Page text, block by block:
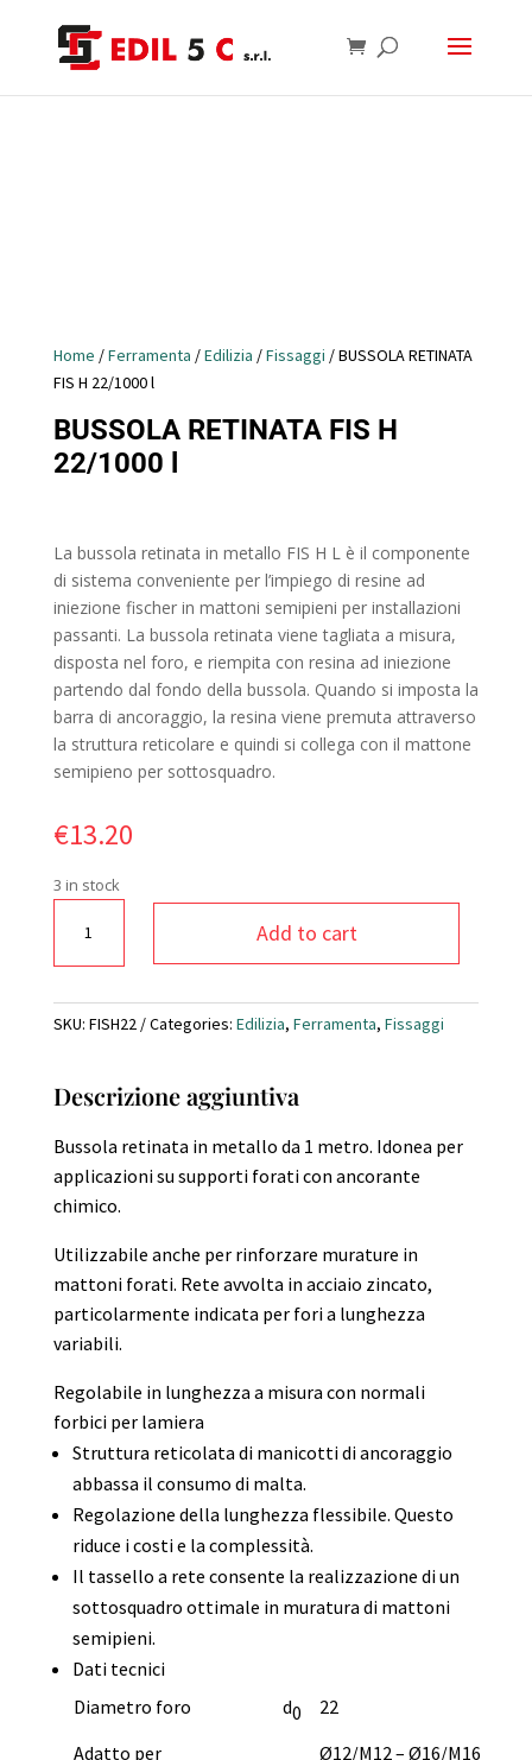
Home /Ferramenta /Edilizia /Fissaggi / BUSSOLA RETINATA
FIS H 22/1000 l
BUSSOLA RETINATA FIS H
22/1000 l
La bussola retinata in metallo FIS H L è il componente
di sistema conveniente per l’impiego di resine ad
iniezione fischer in mattoni semipieni per installazioni
passanti. La bussola retinata viene tagliata a misura,
disposta nel foro, e riempita con resina ad iniezione
partendo dal fondo della bussola. Quando si imposta la
barra di ancoraggio, la resina viene premuta attraverso
la struttura reticolare e quindi si collega con il mattone
semipieno per sottosquadro.
€13.20
3 in stock
RETINATA
FIS
22/1000
Add to cart
SKU: FISH22 Categories: Edilizia, Ferramenta, Fissaggi
Descrizione aggiuntiva
Bussola retinata in metallo da 1 metro. Idonea per
applicazioni su supporti forati con ancorante
chimico.
Utilizzabile anche per rinforzare murature in
mattoni forati. Rete avvolta in acciaio zincato,
particolarmente indicata per fori a lunghezza
variabili.
Regolabile in lunghezza a misura con normali
forbici per lamiera
Struttura reticolata di manicotti di ancoraggio
abbassa il consumo di malta.
Regolazione della lunghezza flessibile. Questo
riduce i costi e la complessità.
Il tassello a rete consente la realizzazione di un
sottosquadro ottimale in muratura di mattoni
semipieni.
Dati tecnici
Diametro foro
d0
22
Adatto per
Ø12/M12 – Ø16/M16